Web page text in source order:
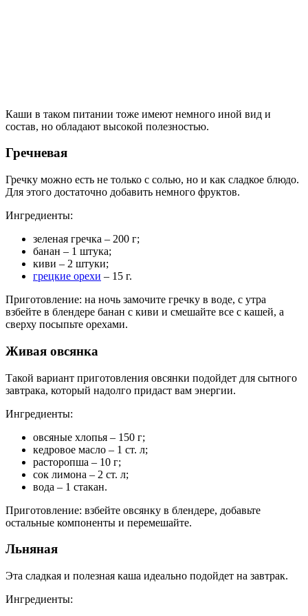
Каши в таком питании тоже имеют немного иной вид и
состав, но обладают высокой полезностью.
Гречневая
Гречку можно есть не только с солью, но и как сладкое блюдо.
Для этого достаточно добавить немного фруктов.
Ингредиенты:
зеленая гречка – 200 г;
банан – 1 штука;
киви – 2 штуки;
грецкие орехи – 15 г.
Приготовление: на ночь замочите гречку в воде, с утра
взбейте в блендере банан с киви и смешайте все с кашей, а
сверху посыпьте орехами.
Живая овсянка
Такой вариант приготовления овсянки подойдет для сытного
завтрака, который надолго придаст вам энергии.
Ингредиенты:
овсяные хлопья – 150 г;
кедровое масло – 1 ст. л;
расторопша – 10 г;
сок лимона – 2 ст. л;
вода – 1 стакан.
Приготовление: взбейте овсянку в блендере, добавьте
остальные компоненты и перемешайте.
Льняная
Эта сладкая и полезная каша идеально подойдет на завтрак.
Ингредиенты: